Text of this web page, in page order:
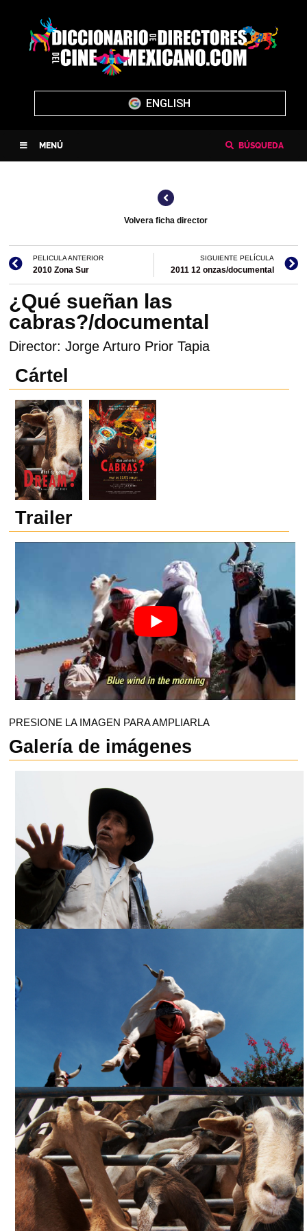
ENGLISH
MENÚ BÚSQUEDA
Volvera ficha director
PELICULA ANTERIOR
2010 Zona Sur
SIGUIENTE PELÍCULA
2011 12 onzas/documental
¿Qué sueñan las
cabras?/documental
Director: Jorge Arturo Prior Tapia
Cártel
Trailer
PRESIONE LA IMAGEN PARA AMPLIARLA
Galería de imágenes
¿QUÉ SUEÑAN LAS CABRAS?, CORTESÍA DIRECTOR